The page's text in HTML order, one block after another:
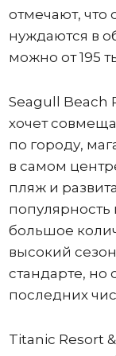
отмечают, что
нуждаются в
можно от 195
Seagull Beach
хочет
по городу,
в самом
пляж и
популярность
большое
высокий
стандарте,
последних
Titanic Resort